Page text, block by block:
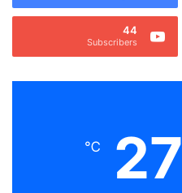
44
Subscribers
27
℃